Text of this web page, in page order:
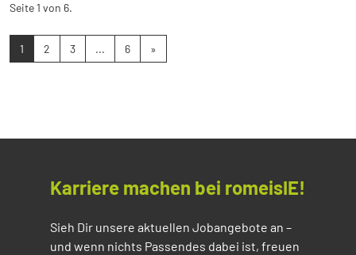
Seite 1 von 6.
1 2 3 ... 6 »
Karriere machen bei romeisIE!
Sieh Dir unsere aktuellen Jobangebote an –
und wenn nichts Passendes dabei ist, freuen